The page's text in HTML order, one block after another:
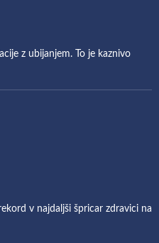
z ubijanjem. To je kaznivo
v najdaljši špricar zdravici na